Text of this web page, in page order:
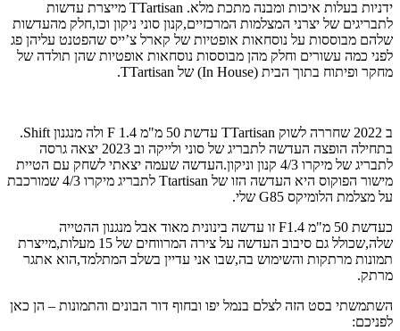
ידניות בעלות איכות ומבנה מתכת מלא. TTartisan מייצרת עדשות
לתבריגים של יצרני המצלמות המרכזיים,קנון סוני ניקון וכו,חלק מהעדשות
שלהם מבוססות על נוסחאות אופטיות של קארל צ’ייס שהפטנט עליהן פג
לפני כמה עשורים וחלק מהן מבוססות נוסחאות אופטיות שהן תולדה של
מחקר ופיתוח בתוך הבית (In House) של TTartisan.
ב 2022 שחררה לשוק TTartisan עדשת 50 מ"מ F 1.4 ולה מנגנון Shift.
בתחילה הופצה העדשה לתבריג של סוני ולייקה וב 2023 יצאה גרסה
לתבריג של מיקרו 4/3 קנון וניקון.העדשה שעמה יצאתי לשחק עם הטיית
מישור הפוקוס היא העדשה הזו של Ttartisan לתבריג מיקרו 4/3 שמורכבת
על מצלמת הלומיקס G85 שלי.
כעדשת 50 מ"מ F1.4 זו עדשה בינונית מאוד אבל מנגנון ההטייה
שלה,שכולל גם סיבוב העדשה על צירה המרווחים של 15 מעלות,מייצרת
תמונות מרתקות והשימוש בה,שבו אני עדיין בשלב המתלמד,הוא אתגר
מרתק.
השתמשתי בסט הזה לצלם בנמל יפו ובחוף דור הבונים והתמונות – הן כאן
לפניכם: